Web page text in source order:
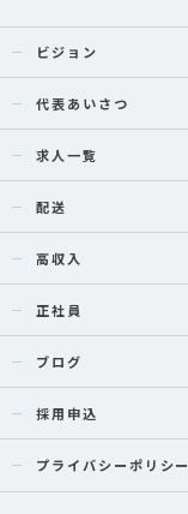
ビジョン
代表あいさつ
求人一覧
配送
高収入
正社員
ブログ
採用申込
プライバシーポリシー